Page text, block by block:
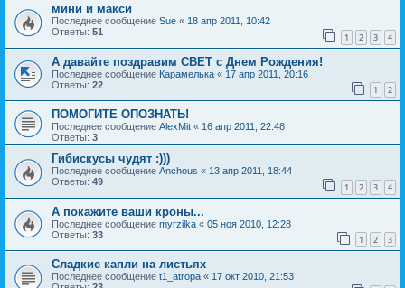
мини и макси
Последнее сообщение Sue « 18 апр 2011, 10:42
Ответы: 51 1 2 3 4
А давайте поздравим СВЕТ с Днем Рождения!
Последнее сообщение Карамелька « 17 апр 2011, 20:16
Ответы: 22 1 2
ПОМОГИТЕ ОПОЗНАТЬ!
Последнее сообщение AlexMit « 16 апр 2011, 22:48
Ответы: 3
Гибискусы чудят :)))
Последнее сообщение Anchous « 13 апр 2011, 18:44
Ответы: 49 1 2 3 4
А покажите ваши кроны...
Последнее сообщение myrzilka « 05 ноя 2010, 12:28
Ответы: 33 1 2 3
Сладкие капли на листьях
Последнее сообщение t1_atropa « 17 окт 2010, 21:53